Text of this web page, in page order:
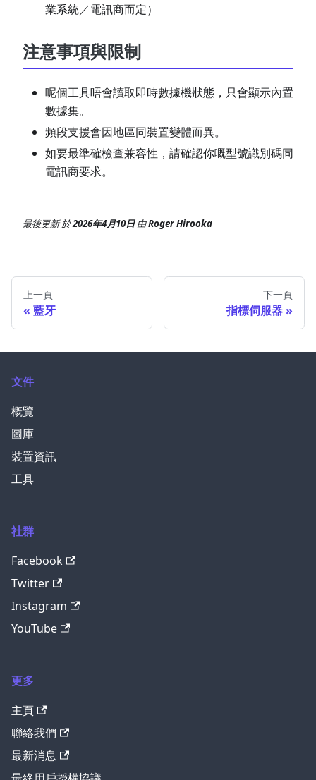
業系統／電訊商而定）
注意事項與限制
呢個工具唔會讀取即時數據機狀態，只會顯示內置
數據集。
頻段支援會因地區同裝置變體而異。
如要最準確檢查兼容性，請確認你嘅型號識別碼同
電訊商要求。
最後更新於2026年4月10日由Roger Hirooka
上一頁
藍牙
下一頁
指標伺服器
文件
概覽
圖庫
裝置資訊
工具
社群
Facebook
Twitter
Instagram
YouTube
更多
主頁
聯絡我們
最新消息